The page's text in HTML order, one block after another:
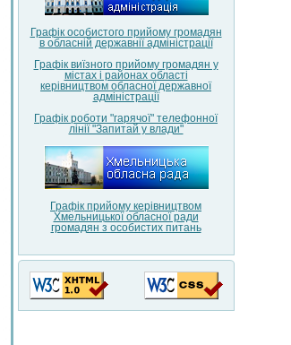
Графік особистого прийому громадян
в обласній державнії адміністрації
Графік виїзного прийому громадян у
містах і районах області
керівництвом обласної державної
адміністрації
Графік роботи "гарячої" телефонної
лінії "Запитай у влади"
Графік прийому керівництвом
Хмельницької обласної ради
громадян з особистих питань